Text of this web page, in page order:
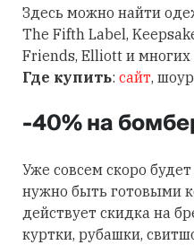
Здесь можно найти
The Fifth Label,
Friends, Elliott и многих
Где купить: сайт,
-40% на
Уже совсем скоро
нужно быть готовыми
действует скидка на
куртки, рубашки,